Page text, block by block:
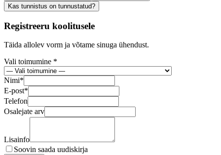
Kas tunnistus on tunnustatud?
Registreeru koolitusele
Täida allolev vorm ja võtame sinuga ühendust.
Vali toimumine *
Nimi*
E-post*
Telefon
Osalejate arv
Lisainfo
Soovin saada uudiskirja